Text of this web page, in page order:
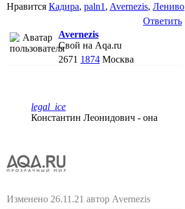
Нравится Кадира, paln1 , Avernezis, Лениво
Ответить
Avernezis
Свой на Aqa.ru
2671 1874 Москва
legal_ice
Константин Леонидович - она
Изменено 26.11.21 автор Avernezis